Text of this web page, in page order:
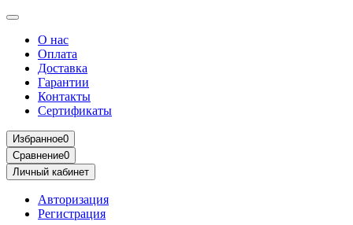
О нас
Оплата
Доставка
Гарантии
Контакты
Сертификаты
Избранное0
Сравнение0
Личный кабинет
Авторизация
Регистрация